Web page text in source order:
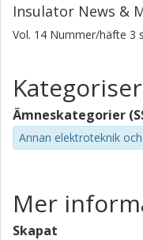
Insulator News &
Vol. 14 Nummer/häfte 3
Ämneskategorier
Annan elektroteknik
Mer
Skapat